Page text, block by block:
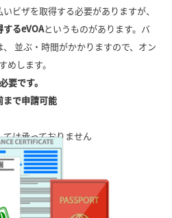
ビザを取得する必要がありますが、
るeVOAというものがあります。バ
並ぶ・時間がかかりますので、オン
めします。
要です。
で申請可能
は承っておりません